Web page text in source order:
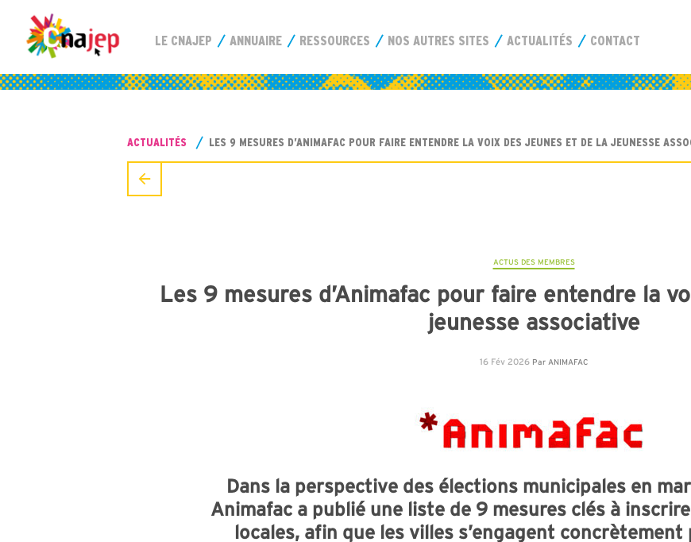
LE CNAJEP ANNUAIRE RESSOURCES NOS AUTRES SITES ACTUALITÉS CONTACT
ACTUALITÉS LES 9 MESURES D’ANIMAFAC POUR FAIRE ENTENDRE LA VOIX DES JEUNES ET DE LA JEUNESSE
ACTUS DES MEMBRES
Les 9 mesures d’Animafac pour faire entendre la
jeunesse associative
16 Fév 2026 Par ANIMAFAC
Dans la perspective des élections municipales en
Animafac a publié une liste de 9 mesures clés à
locales, afin que les villes s’engagent concrètement